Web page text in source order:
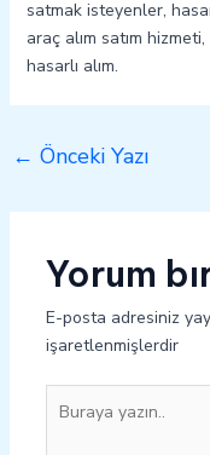
satmak isteyenler,
araç alım satım
hasarlı alım.
← Önceki Yazı
Yorum
E-posta adresiniz
işaretlenmişlerdir
yazın..